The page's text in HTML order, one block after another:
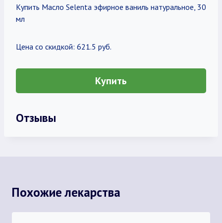
Купить Масло Selenta эфирное ваниль натуральное, 30
мл
Цена со скидкой: 621.5 руб.
Купить
Отзывы
Похожие лекарства